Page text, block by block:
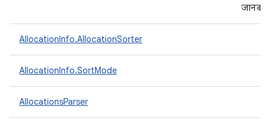
AllocationInfo.AllocationSorter
AllocationInfo.SortMode
AllocationsParser